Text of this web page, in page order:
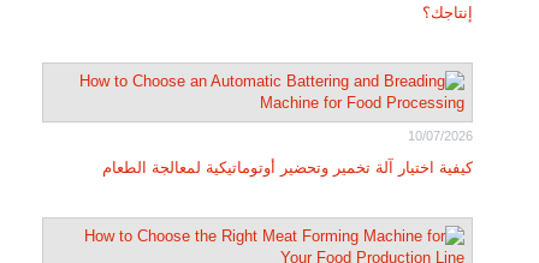
إنتاجك؟
10/07/2026
كيفية اختيار آلة تخمير وتحضير أوتوماتيكية لمعالجة الطعام